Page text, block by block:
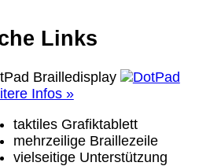
Links
Brailledisplay
Infos »
taktiles Grafiktablett
mehrzeilige Braillezeile
vielseitige Unterstützung